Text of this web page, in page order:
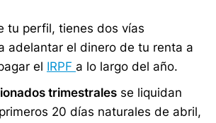
tu perfil, tienes dos vías
adelantar el dinero de tu renta a
el IRPF a lo largo del año.
trimestrales se liquidan
20 días naturales de abril,